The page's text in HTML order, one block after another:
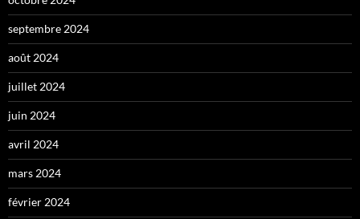
septembre 2024
août 2024
juillet 2024
juin 2024
avril 2024
mars 2024
février 2024